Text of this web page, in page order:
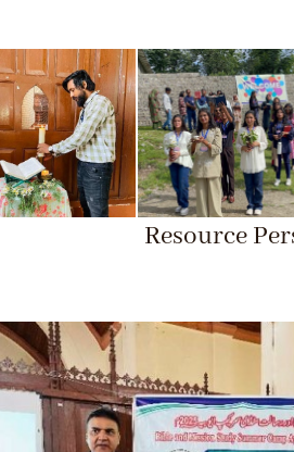
Resource